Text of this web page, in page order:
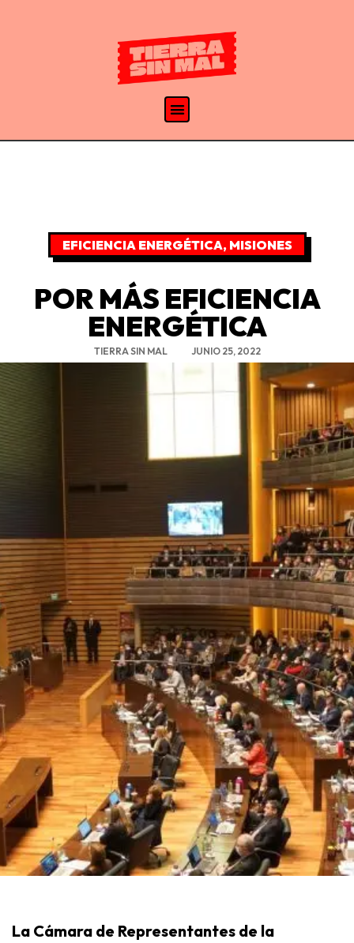
EFICIENCIA ENERGÉTICA, MISIONES
POR MÁS EFICIENCIA
ENERGÉTICA
TIERRA SIN MAL JUNIO 25, 2022
La Cámara de Representantes de la